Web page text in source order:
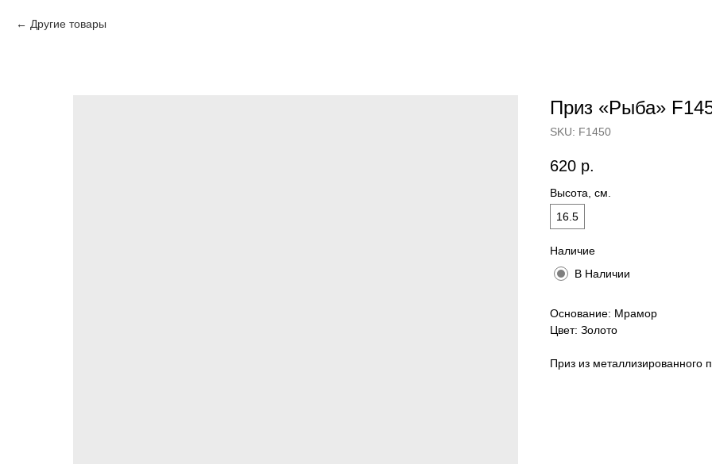
Другие товары
Приз «Рыба»
SKU: F1450
620 р.
Высота, см.
16.5
Наличие
В Наличии
Основание: Мрамор
Цвет: Золото
Приз из металлизированного